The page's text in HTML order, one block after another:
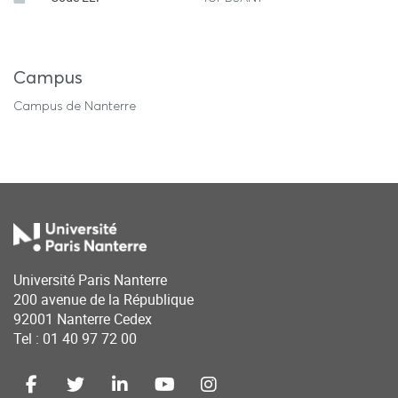
Campus
Campus de Nanterre
Université Paris Nanterre
200 avenue de la République
92001 Nanterre Cedex
Tel : 01 40 97 72 00